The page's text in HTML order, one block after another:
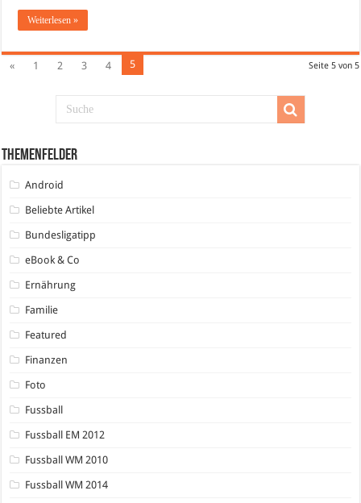
Weiterlesen »
Seite 5 von 5
« 1 2 3 4 5
Themenfelder
Android
Beliebte Artikel
Bundesligatipp
eBook & Co
Ernährung
Familie
Featured
Finanzen
Foto
Fussball
Fussball EM 2012
Fussball WM 2010
Fussball WM 2014